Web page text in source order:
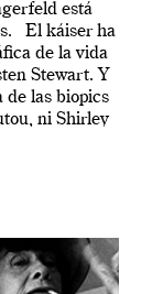
está
El káiser ha
de la vida
Stewart. Y
de las biopics
ni Shirley
[…]